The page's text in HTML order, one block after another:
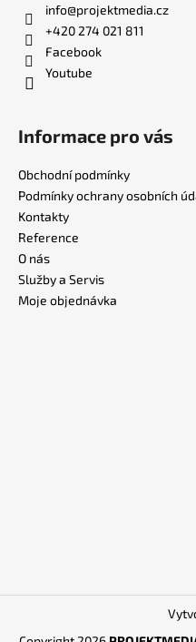
info@projektmedia.cz
+420 274 021 811
Facebook
Youtube
Informace pro vás
Obchodní podmínky
Podmínky ochrany osobních
Kontakty
Reference
O nás
Služby a Servis
Moje objednávka